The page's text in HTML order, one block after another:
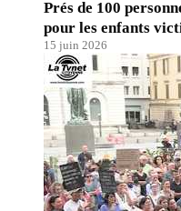
Prés de 100
pour les enfants
15 juin 2026